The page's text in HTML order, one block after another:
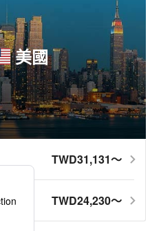
美國
TWD31,131～
TWD24,230～